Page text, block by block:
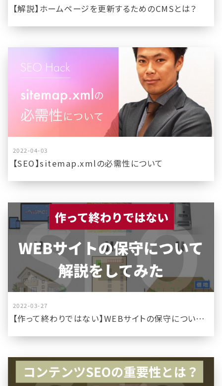
【解説】ホームページを更新するためのCMSとは？
2022-04-03
【SEO】sitemap.xmlの必需性について
2022-03-27
【作って終わりではない】WEBサイトの保守について解説をしてみた